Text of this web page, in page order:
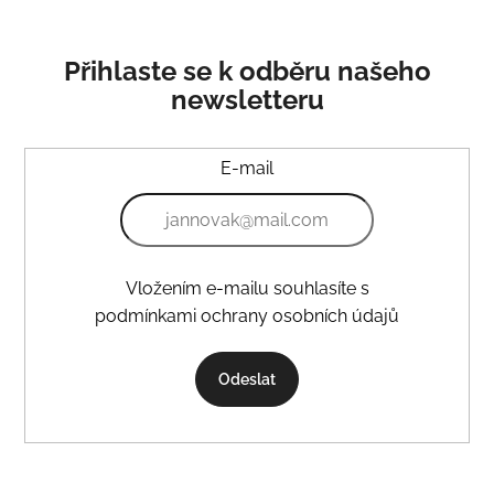
Přihlaste se k odběru našeho
newsletteru
E-mail
podmínkami ochrany osobních údajů
Odeslat